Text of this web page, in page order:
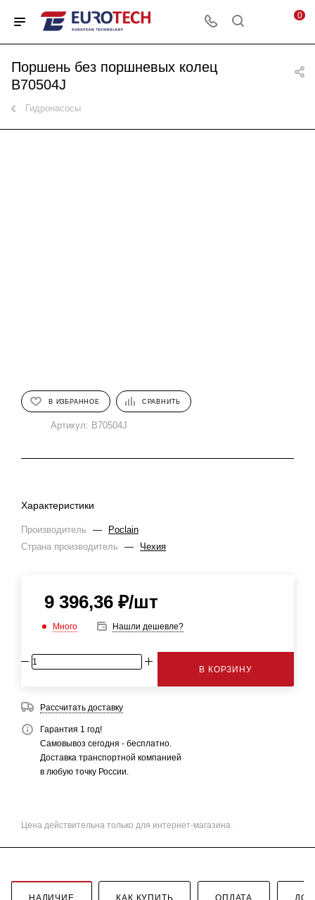
0
Поршень без поршневых колец
B70504J
Гидронасосы
В ИЗБРАННОЕ СРАВНИТЬ
Артикул: B70504J
Характеристики
Производитель —
Poclain
Страна производитель
— Чехия
9 396,36 ₽/шт
Много Нашли дешевле?
В КОРЗИНУ
Рассчитать доставку
Гарантия 1 год!
Самовывоз сегодня - бесплатно.
Доставка транспортной компанией
в любую точку России.
Цена действительна только для интернет-магазина.
НАЛИЧИЕ КАК КУПИТЬ ОПЛАТА